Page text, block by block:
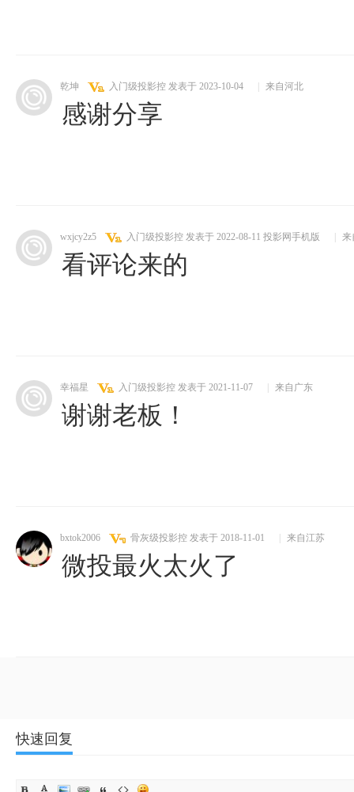
乾坤 入门级投影控 发表于 2023-10-04 来自河北
感谢分享
wxjcy2z5 入门级投影控 发表于 2022-08-11 投影网手机版 来
看评论来的
幸福星 入门级投影控 发表于 2021-11-07 来自广东
谢谢老板！
bxtok2006 骨灰级投影控 发表于 2018-11-01 来自江苏
微投最火太火了
快速回复